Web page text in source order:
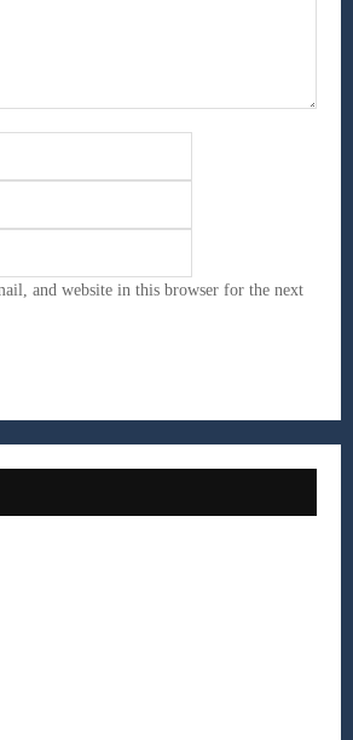
and website in this browser for the next